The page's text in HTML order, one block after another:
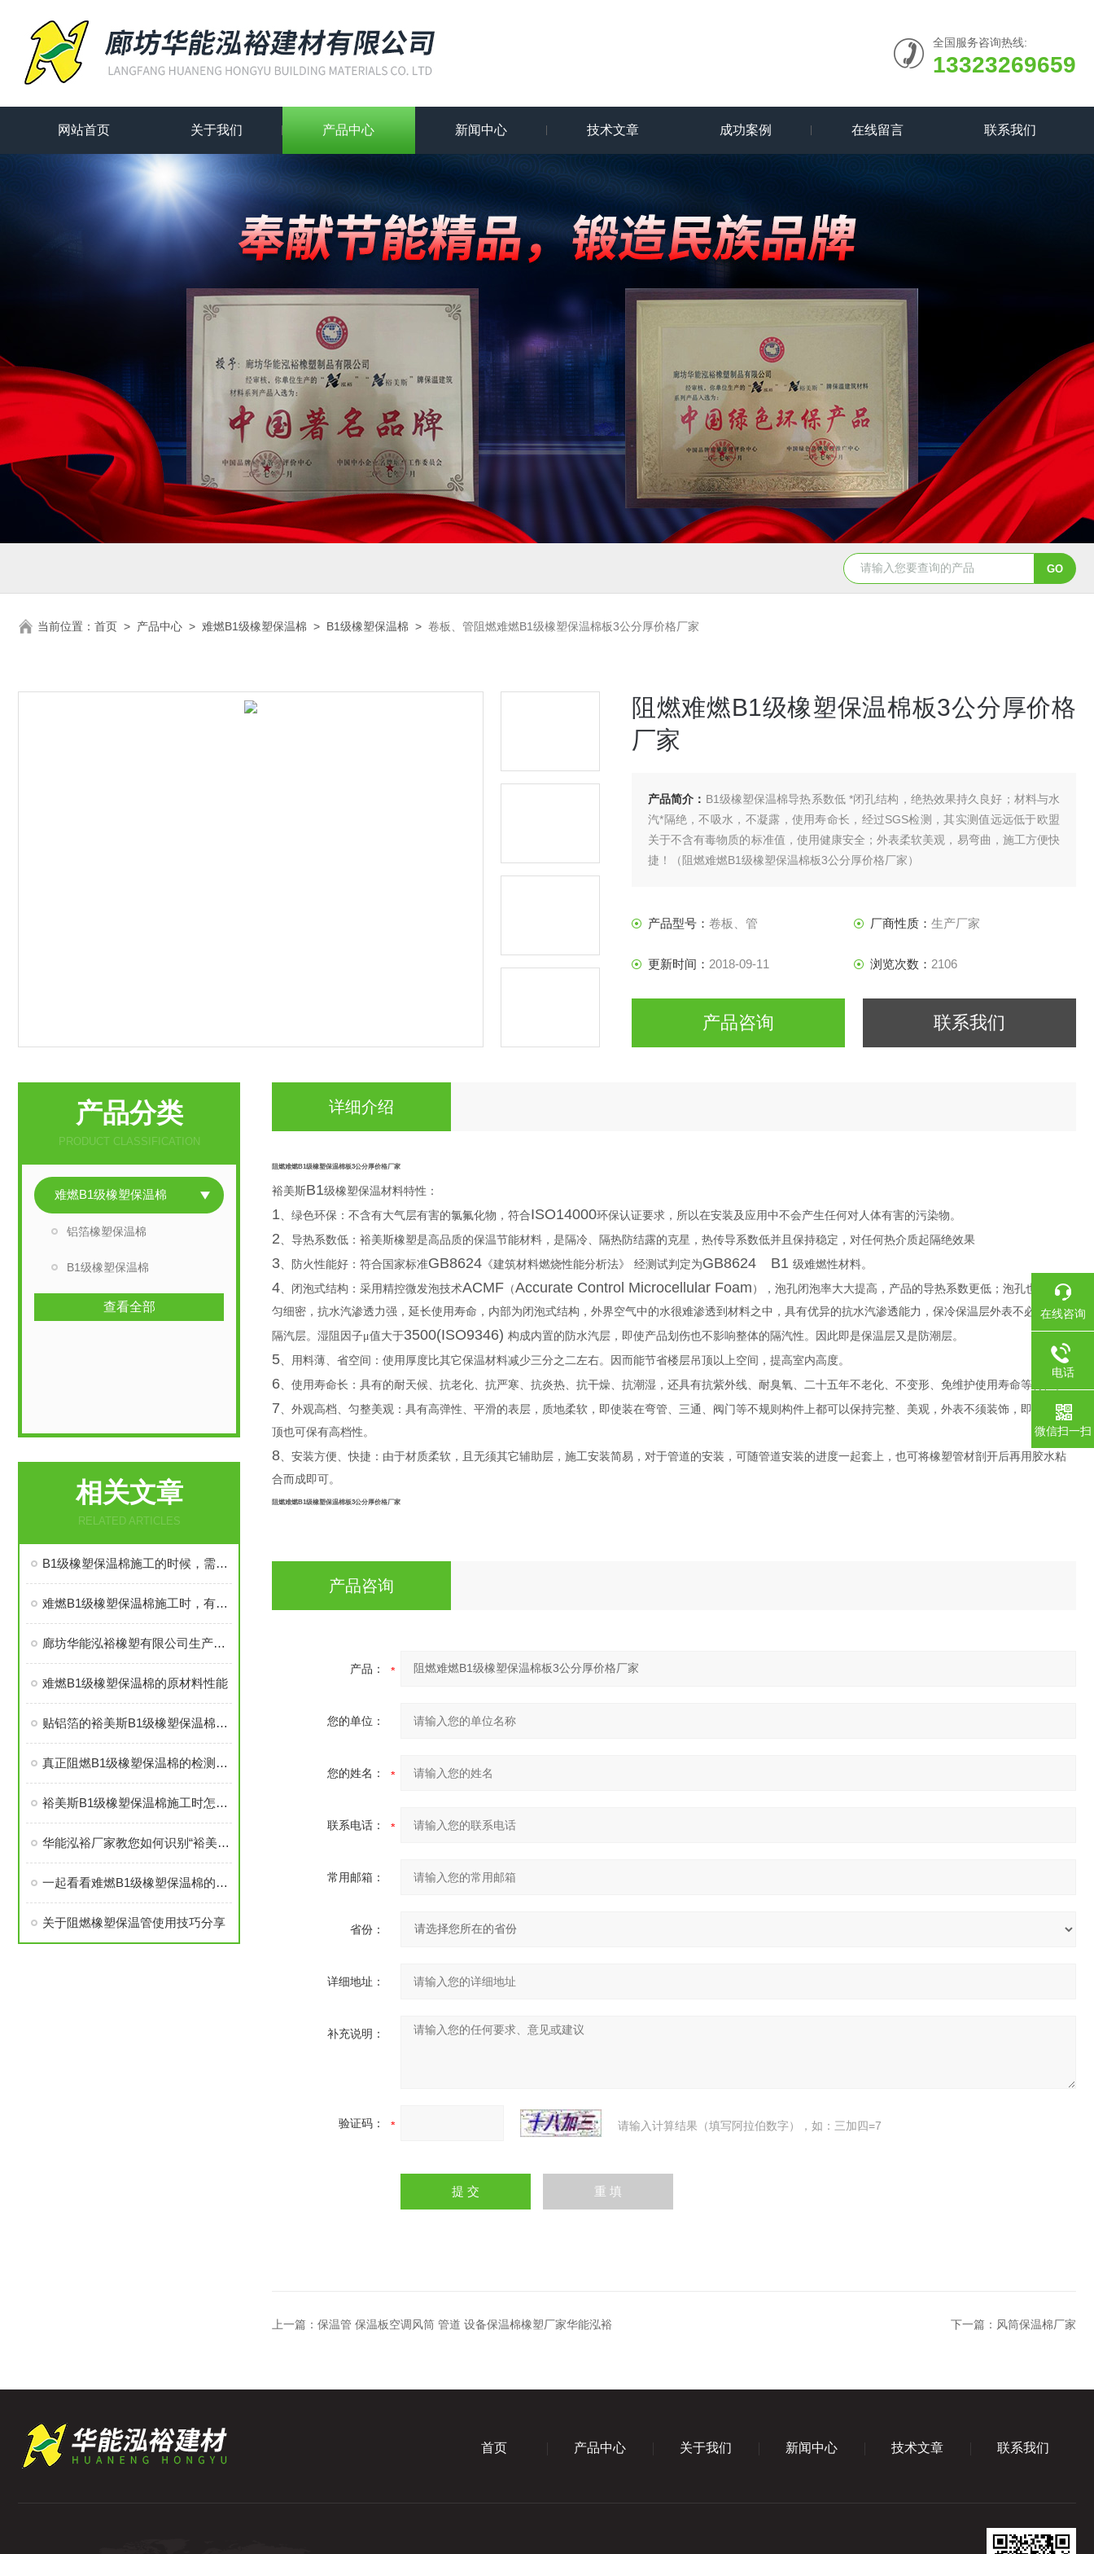
全国服务咨询热线:
13323269659
网站首页 关于我们 产品中心 新闻中心 技术文章 成功案例 在线留言 联系我们
当前位置： 首页 > 产品中心 > 难燃B1级橡塑保温棉 > B1级橡塑保温棉 > 卷板、管阻燃难燃B1级橡塑保温棉板3公分厚价格厂家
阻燃难燃B1级橡塑保温棉板3公分厚价格
厂家
产品简介： B1级橡塑保温棉导热系数低 *闭孔结构，绝热效果持久良好；材料与水
汽*隔绝，不吸水，不凝露，使用寿命长，经过SGS检测，其实测值远远低于欧盟
关于不含有毒物质的标准值，使用健康安全；外表柔软美观，易弯曲，施工方便快
捷！（阻燃难燃B1级橡塑保温棉板3公分厚价格厂家）
产品型号： 卷板、管 厂商性质： 生产厂家
更新时间： 2018-09-11 浏览次数： 2106
产品咨询 联系我们
产品分类
PRODUCT CLASSIFICATION
难燃B1级橡塑保温棉
铝箔橡塑保温棉
B1级橡塑保温棉
查看全部
相关文章
RELATED ARTICLES
B1级橡塑保温棉施工的时候，需要注意哪些事项
难燃B1级橡塑保温棉施工时，有些事情得注意
廊坊华能泓裕橡塑有限公司生产的圣裕德B1级橡塑保温棉为什么如此受欢迎？
难燃B1级橡塑保温棉的原材料性能
贴铝箔的裕美斯B1级橡塑保温棉优点技术指标
真正阻燃B1级橡塑保温棉的检测标准及技术指标
裕美斯B1级橡塑保温棉施工时怎样选配及体积计算方法
华能泓裕厂家教您如何识别“裕美斯”牌B1级橡塑保温棉产品
一起看看难燃B1级橡塑保温棉的原材料性能
关于阻燃橡塑保温管使用技巧分享
详细介绍
阻燃难燃B1级橡塑保温棉板3公分厚价格厂家
裕美斯B1级橡塑保温材料特性：
1、绿色环保：不含有大气层有害的氯氟化物，符合ISO14000环保认证要求，所以在安装及应用中不会产生任何对人体有害的污染物。
2、导热系数低：裕美斯橡塑是高品质的保温节能材料，是隔冷、隔热防结露的克星，热传导系数低并且保持稳定，对任何热介质起隔绝效果
3、防火性能好：符合国家标准GB8624 《建筑材料燃烧性能分析法》 经测试判定为GB8624 B1 级难燃性材料。
4、闭泡式结构：采用精控微发泡技术ACMF （Accurate Control Microcellular Foam ），泡孔闭泡率大大提高，产品的导热系数更低；泡孔也更加均
匀细密，抗水汽渗透力强，延长使用寿命，内部为闭泡式结构，外界空气中的水很难渗透到材料之中，具有优异的抗水汽渗透能力，保冷保温层外表不必再添加
隔汽层。湿阻因子μ值大于3500(ISO9346) 构成内置的防水汽层，即使产品划伤也不影响整体的隔汽性。因此即是保温层又是防潮层。
5、用料薄、省空间：使用厚度比其它保温材料减少三分之二左右。因而能节省楼层吊顶以上空间，提高室内高度。
6、使用寿命长：具有的耐天候、抗老化、抗严寒、抗炎热、抗干燥、抗潮湿，还具有抗紫外线、耐臭氧、二十五年不老化、不变形、免维护使用寿命等特性。
7、外观高档、匀整美观：具有高弹性、平滑的表层，质地柔软，即使装在弯管、三通、阀门等不规则构件上都可以保持完整、美观，外表不须装饰，即使不吊
顶也可保有高档性。
8、安装方便、快捷：由于材质柔软，且无须其它辅助层，施工安装简易，对于管道的安装，可随管道安装的进度一起套上，也可将橡塑管材剖开后再用胶水粘
合而成即可。
阻燃难燃B1级橡塑保温棉板3公分厚价格厂家
产品咨询
产品：
您的单位：
您的姓名：
联系电话：
常用邮箱：
省份：
详细地址：
补充说明：
验证码： 请输入计算结果（填写阿拉伯数字），如：三加四=7
上一篇： 保温管 保温板空调风筒 管道 设备保温棉橡塑厂家华能泓裕 下一篇： 风筒保温棉厂家
首页 产品中心 关于我们 新闻中心 技术文章 联系我们
在线咨询
电话
微信扫一扫